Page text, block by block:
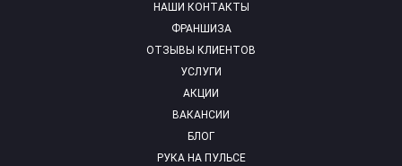
НАШИ КОНТАКТЫ
ФРАНШИЗА
ОТЗЫВЫ КЛИЕНТОВ
УСЛУГИ
АКЦИИ
ВАКАНСИИ
БЛОГ
РУКА НА ПУЛЬСЕ